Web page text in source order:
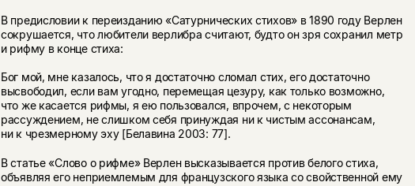
В предисловии к переизданию «Сатурнических стихов» в 1890 году Верлен
сокрушается, что любители верлибра считают, будто он зря сохранил метр
и рифму в конце стиха:
Бог мой, мне казалось, что я достаточно сломал стих, его достаточно
высвободил, если вам угодно, перемещая цезуру, как только возможно,
что же касается рифмы, я ею пользовался, впрочем, с некоторым
рассуждением, не слишком себя принуждая ни к чистым ассонансам,
ни к чрезмерному эху [Белавина 2003: 77].
В статье «Слово о рифме» Верлен высказывается против белого стиха,
объявляя его неприемлемым для французского языка со свойственной ему